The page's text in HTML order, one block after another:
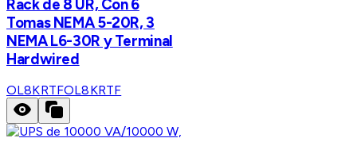
Rack de 8 UR, Con 6
Tomas NEMA 5-20R, 3
NEMA L6-30R y Terminal
Hardwired
OL8KRTFOL8KRTF